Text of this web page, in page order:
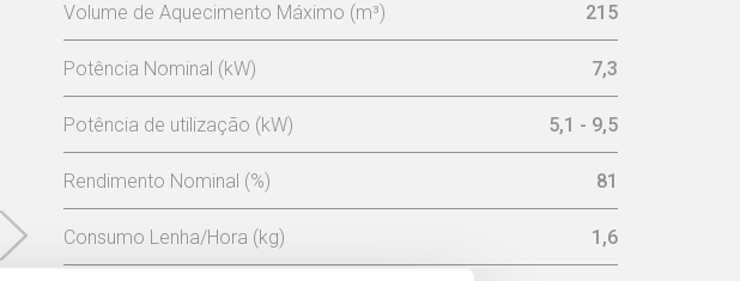
Volume de Aquecimento Máximo (m³) 215
Potência Nominal (kW) 7,3
Potência de utilização (kW) 5,1 - 9,5
Rendimento Nominal (%) 81
Consumo Lenha/Hora (kg) 1,6